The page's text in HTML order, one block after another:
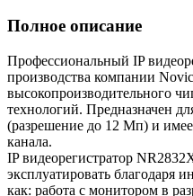
Полное описание
Профессиональный IP
производства компании
высокопроизводительного
технологий. Предназначен
(разрешение до 12 Мп) и
канала.
IP видеорегистратор
эксплуатировать
как: работа с монитором в